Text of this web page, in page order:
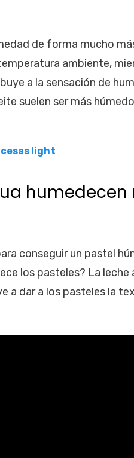
de forma mucho
ambiente,
a la sensación de
suelen ser más
light
humedecen
conseguir un pastel
los pasteles? La leche
a dar a los pasteles la